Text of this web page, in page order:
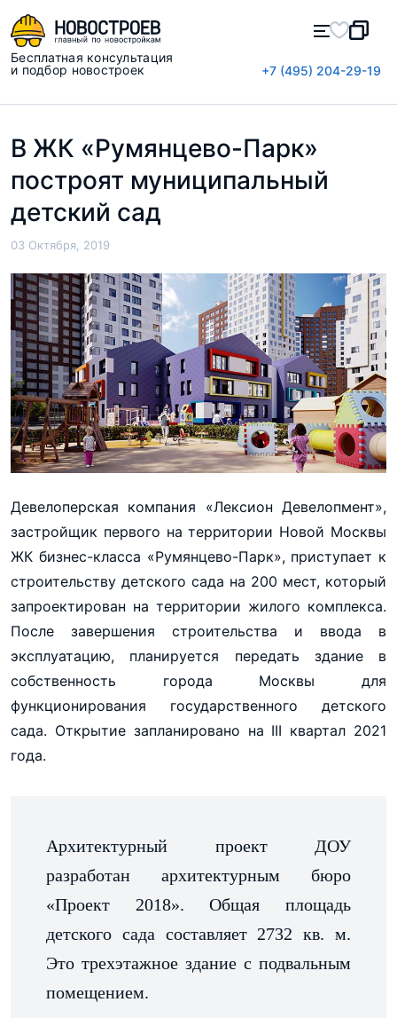
Бесплатная консультация
и подбор новостроек
+7 (495) 204-29-19
В ЖК «Румянцево-Парк»
построят муниципальный
детский сад
03 Октября, 2019
Девелоперская компания «Лексион Девелопмент»,
застройщик первого на территории Новой Москвы
ЖК бизнес-класса «Румянцево-Парк», приступает к
строительству детского сада на 200 мест, который
запроектирован на территории жилого комплекса.
После завершения строительства и ввода в
эксплуатацию, планируется передать здание в
собственность города Москвы для
функционирования государственного детского
сада. Открытие запланировано на III квартал 2021
года.
Архитектурный проект ДОУ
разработан архитектурным бюро
«Проект 2018». Общая площадь
детского сада составляет 2732 кв. м.
Это трехэтажное здание с подвальным
помещением.